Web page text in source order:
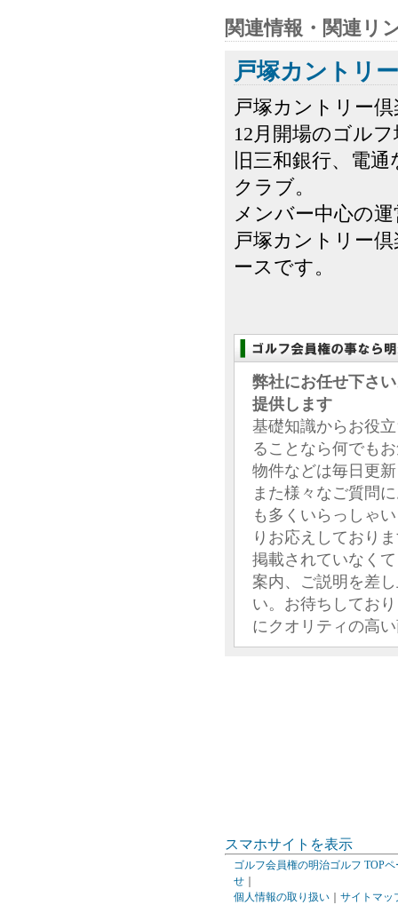
関連情報・関連リ
戸塚カントリ
戸塚カントリー
12月開場のゴル
旧三和銀行、電
クラブ。
メンバー中心の
戸塚カントリー
ースです。
弊社にお任せ下さ
提供します
基礎知識からお役
ることなら何でも
物件などは毎日更
また様々なご質問
も多くいらっしゃ
りお応えしており
掲載されていなく
案内、ご説明を差
い。お待ちしてお
にクオリティの高
スマホサイトを表示
ゴルフ会員権の明治ゴルフ TOPペ
せ
個人情報の取り扱い
サイトマッ